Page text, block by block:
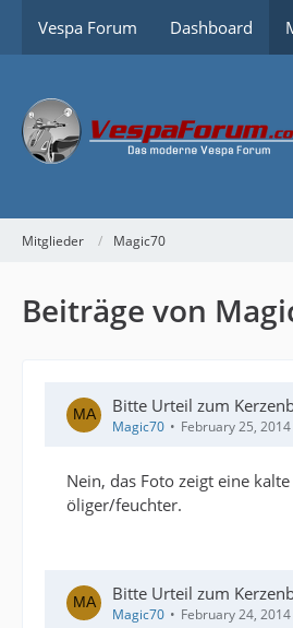
Vespa Forum Dashboard
Mitglieder Magic70
Beiträge von
Bitte Urteil zum
Magic70 February 25,
Nein, das Foto zeigt eine
öliger/feuchter.
Bitte Urteil zum
Magic70 February 24,